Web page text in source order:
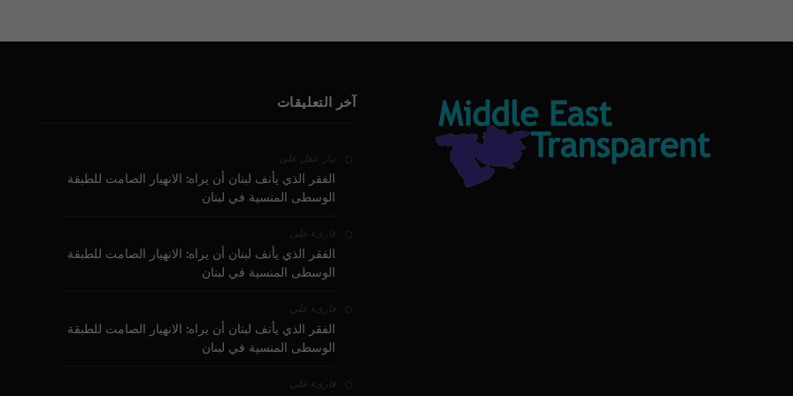
آخر التعليقات
بيار عقل على
الفقر الذي يأنف لبنان أن يراه: الانهيار الصامت للطبقة
الوسطى المنسية في لبنان
قارىء على
الفقر الذي يأنف لبنان أن يراه: الانهيار الصامت للطبقة
الوسطى المنسية في لبنان
قارىء على
الفقر الذي يأنف لبنان أن يراه: الانهيار الصامت للطبقة
الوسطى المنسية في لبنان
قارىء على